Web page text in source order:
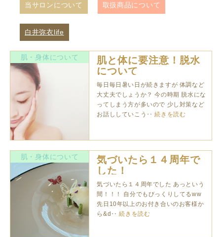
当サロンについて 取扱商品について
白井弥衣life
肌・身体について
肌と体に要注意！脱水
について
毎日毎日暑い日が続きますが 体調など
大丈夫でしょうか？ 今の時期 脱水にな
ってしまう方が多いので 少し対策など
お話ししていこう‥続きを読む
肌・身体について
気づいたら１４周年で
した！
気づいたら１４周年でした あっという
間！！！ 自分でもびっくりしてるww
先日10年以上のお付き合いのお客様か
ら&d‥続きを読む